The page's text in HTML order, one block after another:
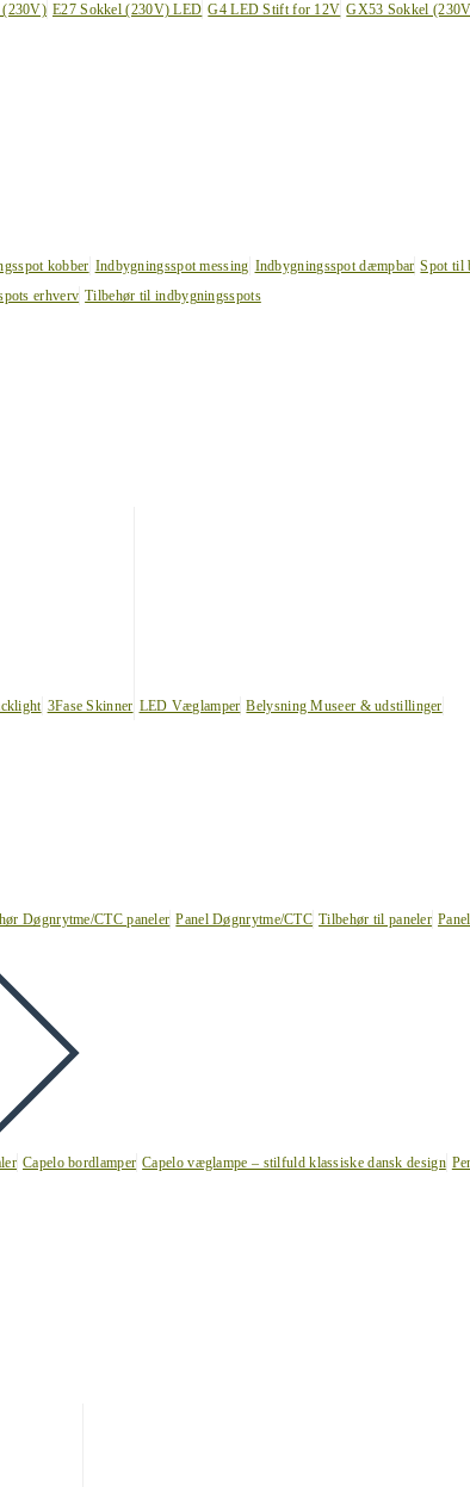
(230V) E27 Sokkel (230V) LED G4 LED Stift for 12V GX53 Sokkel
kobber Indbygningsspot messing Indbygningsspot dæmpbar Spot til
erhverv Tilbehør til indbygningsspots
3Fase Skinner LED Væglamper Belysning Museer & udstillinger
Døgnrytme/CTC paneler Panel Døgnrytme/CTC Tilbehør til paneler
Capelo bordlamper Capelo væglampe – stilfuld klassiske dansk design